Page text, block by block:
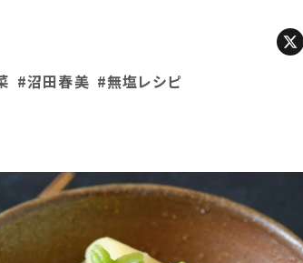
#沼田春美 #無塩レシピ